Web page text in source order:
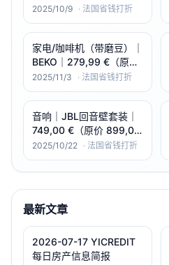
III（ILCE-7RM3）机身
2025/10/9 · 法国省钱打折
家电/咖啡机（带磨豆）｜
BEKO｜279,99 €（原价
359,99 €）｜-22%｜
CEG7304X（1350W｜
19 bar｜彩色触控屏）
2025/11/3 · 法国省钱打折
音响｜JBL回音壁套装｜
749,00 €（原价 899,00
€）｜-17%｜Bar 800
MK2 回音壁套装（可拆
卸后环绕｜Dolby Atmos
2025/10/22 · 法国省钱打折
最新文章
2026-07-17 YICREDIT
每日房产信息简报